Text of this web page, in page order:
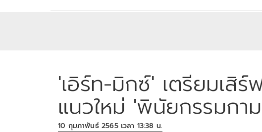
'เอิร์ท-มิกซ์' เตรียมเสิร์
แนวใหม่ 'พินัยกรรมกา
10 กุมภาพันธ์ 2565 เวลา 13:38 น.